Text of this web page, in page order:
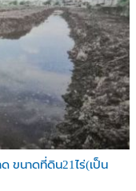
ขนาดที่ดิน21ไร่(เป็น